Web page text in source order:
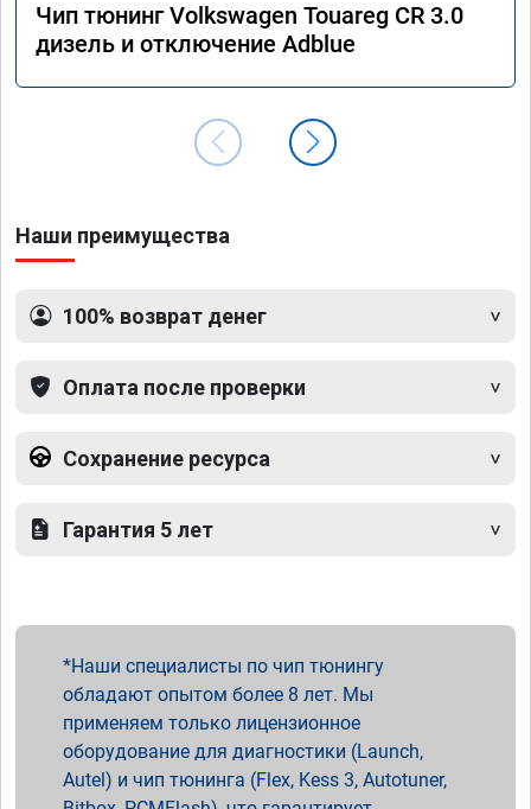
Чип тюнинг Volkswagen Touareg CR 3.0
дизель и отключение Adblue
Наши преимущества
100% возврат денег
Оплата после проверки
Сохранение ресурса
Гарантия 5 лет
Наши специалисты по чип тюнингу
обладают опытом более 8 лет. Мы
применяем только лицензионное
оборудование для диагностики (Launch,
Autel) и чип тюнинга (Flex, Kess 3, Autotuner,